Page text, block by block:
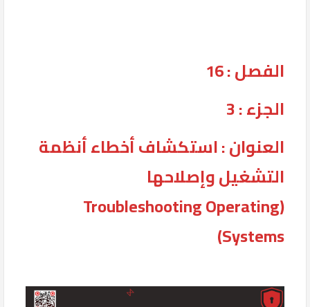
الفصل : 16
الجزء : 3
العنوان : استكشاف أخطاء أنظمة
التشغيل وإصلاحها
(Troubleshooting Operating
Systems)